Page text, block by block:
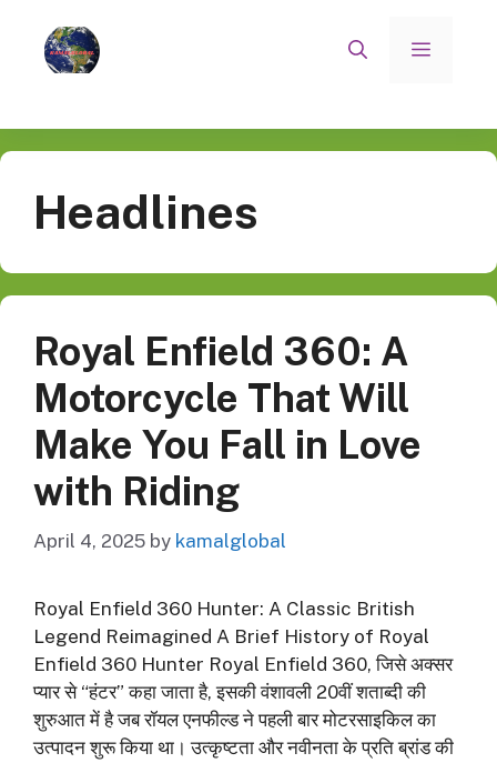
content
Menu
Headlines
Royal Enfield 360: A
Motorcycle That Will
Make You Fall in Love
with Riding
April 4, 2025 by kamalglobal
Royal Enfield 360 Hunter: A Classic British
Legend Reimagined A Brief History of Royal
Enfield 360 Hunter Royal Enfield 360, जिसे अक्सर
प्यार से “हंटर” कहा जाता है, इसकी वंशावली 20वीं शताब्दी की
शुरुआत में है जब रॉयल एनफील्ड ने पहली बार मोटरसाइकिल का
उत्पादन शुरू किया था। उत्कृष्टता और नवीनता के प्रति ब्रांड की